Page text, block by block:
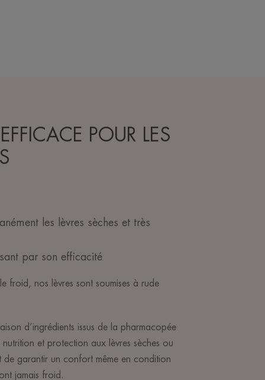
POUR LES
les lèvres sèches et très
par son efficacité
froid, nos lèvres sont soumises à rude
d’ingrédients issus de la pharmacopée
et protection aux lèvres sèches ou
de garantir un confort même en condition
jamais froid.